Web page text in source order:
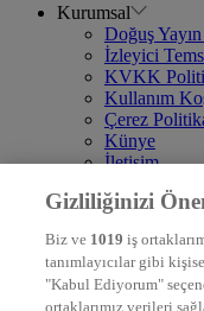
Kurumsal
Doğuş
İzleyici
KVKK
Kullanım
Çerez
Künye
İletişim
DYG
STAR
EURO
KRAL POP
Gizliliğinizi
Biz ve 1019 iş
tanımlayıcılar gibi
"Kabul Ediyorum"
ortaklarımız verileri